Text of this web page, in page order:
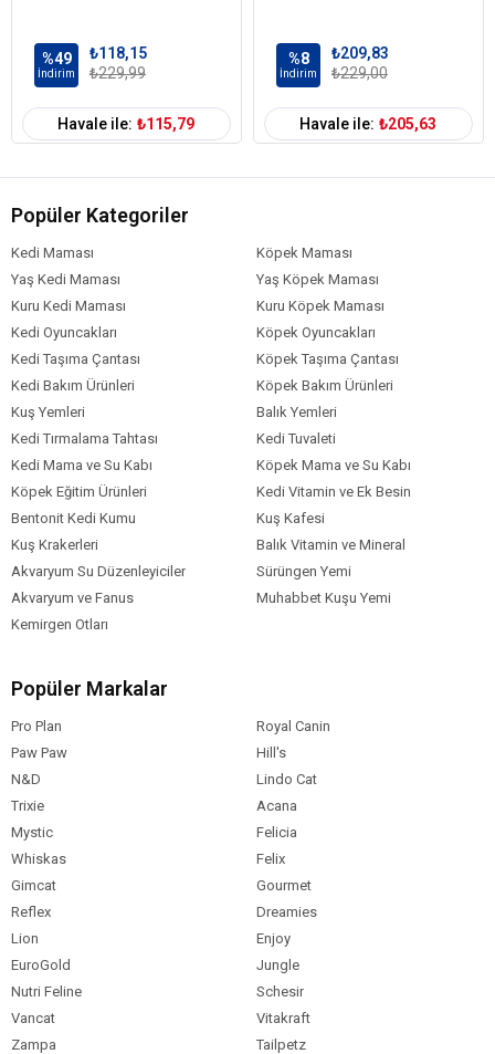
%49
İndirim
₺118,15
₺229,99
Havale ile: ₺115,79
%8
İndirim
₺209,83
₺229,00
Havale ile: ₺205,63
Popüler Kategoriler
Kedi Maması
Köpek Maması
Yaş Kedi Maması
Yaş Köpek Maması
Kuru Kedi Maması
Kuru Köpek Maması
Kedi Oyuncakları
Köpek Oyuncakları
Kedi Taşıma Çantası
Köpek Taşıma Çantası
Kedi Bakım Ürünleri
Köpek Bakım Ürünleri
Kuş Yemleri
Balık Yemleri
Kedi Tırmalama Tahtası
Kedi Tuvaleti
Kedi Mama ve Su Kabı
Köpek Mama ve Su Kabı
Köpek Eğitim Ürünleri
Kedi Vitamin ve Ek Besin
Bentonit Kedi Kumu
Kuş Kafesi
Kuş Krakerleri
Balık Vitamin ve Mineral
Akvaryum Su Düzenleyiciler
Sürüngen Yemi
Akvaryum ve Fanus
Muhabbet Kuşu Yemi
Kemirgen Otları
Popüler Markalar
Pro Plan
Royal Canin
Paw Paw
Hill's
N&D
Lindo Cat
Trixie
Acana
Mystic
Felicia
Whiskas
Felix
Gimcat
Gourmet
Reflex
Dreamies
Lion
Enjoy
EuroGold
Jungle
Nutri Feline
Schesir
Vancat
Vitakraft
Zampa
Tailpetz